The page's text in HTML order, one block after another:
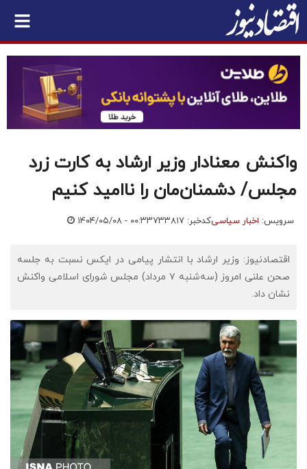
واکنش معنادار وزیر ارشاد به کارت زرد
مجلس/ دشمنان‌مان را ناامید کنیم
سرویس: اخبار سیاسیکدخبر: ۷۳۳۸۱۷ ۱۴۰۴/۰۵/۰۸ - ۰۰:۳۳
اقتصادنیوز: وزیر ارشاد با انتشار پیامی در ایکس نسبت به جلسه
صحن علنی امروز (سه‌شنبه ۷ مرداد) مجلس شورای اسلامی واکنش
نشان داد.